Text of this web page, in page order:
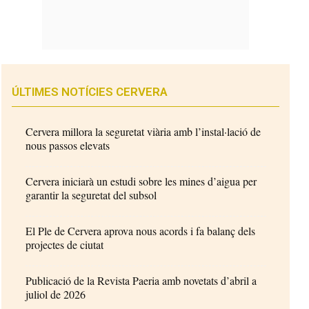
ÚLTIMES NOTÍCIES CERVERA
Cervera millora la seguretat viària amb l’instal·lació de
nous passos elevats
Cervera iniciarà un estudi sobre les mines d’aigua per
garantir la seguretat del subsol
El Ple de Cervera aprova nous acords i fa balanç dels
projectes de ciutat
Publicació de la Revista Paeria amb novetats d’abril a
juliol de 2026